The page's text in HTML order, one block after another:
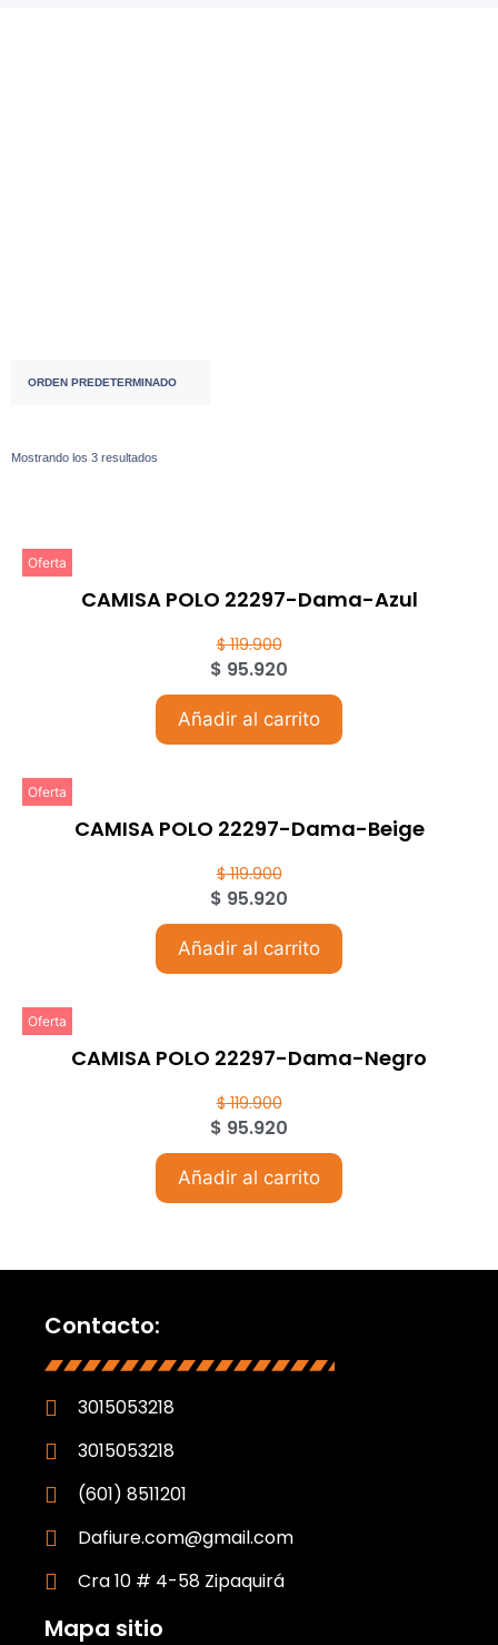
Mostrando los 3 resultados
Oferta
CAMISA POLO 22297-Dama-Azul
$119.900
$ 95.920
Añadir al carrito
Oferta
CAMISA POLO 22297-Dama-Beige
$119.900
$ 95.920
Añadir al carrito
Oferta
CAMISA POLO 22297-Dama-Negro
$119.900
$ 95.920
Añadir al carrito
Contacto:
3015053218
3015053218
(601) 8511201
Dafiure.com@gmail.com
Cra 10 # 4-58 Zipaquirá
Mapa sitio